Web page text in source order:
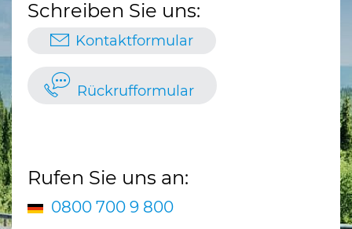
Schreiben Sie uns:
Kontaktformular
Rückrufformular
Rufen Sie uns an:
0800 700 9 800